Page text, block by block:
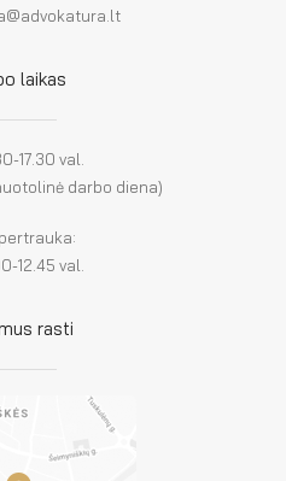
laikas
17.30 val.
darbo diena)
12.45 val.
rasti